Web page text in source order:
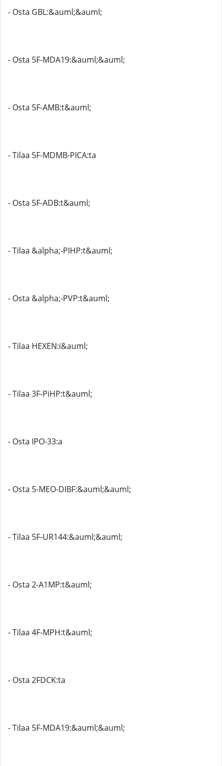
- Osta GBL:&auml;&auml;
- Osta 5F-MDA19:&auml;&auml;
- Osta 5F-AMB:t&auml;
- Tilaa 5F-MDMB-PICA:ta
- Osta 5F-ADB:t&auml;
- Tilaa &alpha;-PIHP:t&auml;
- Osta &alpha;-PVP:t&auml;
- Tilaa HEXEN:i&auml;
- Tilaa 3F-PiHP:t&auml;
- Osta IPO-33:a
- Osta 5-MEO-DIBF:&auml;&auml;
- Tilaa 5F-UR144:&auml;&auml;
- Osta 2-A1MP:t&auml;
- Tilaa 4F-MPH:t&auml;
- Osta 2FDCK:ta
- Tilaa 5F-MDA19:&auml;&auml;